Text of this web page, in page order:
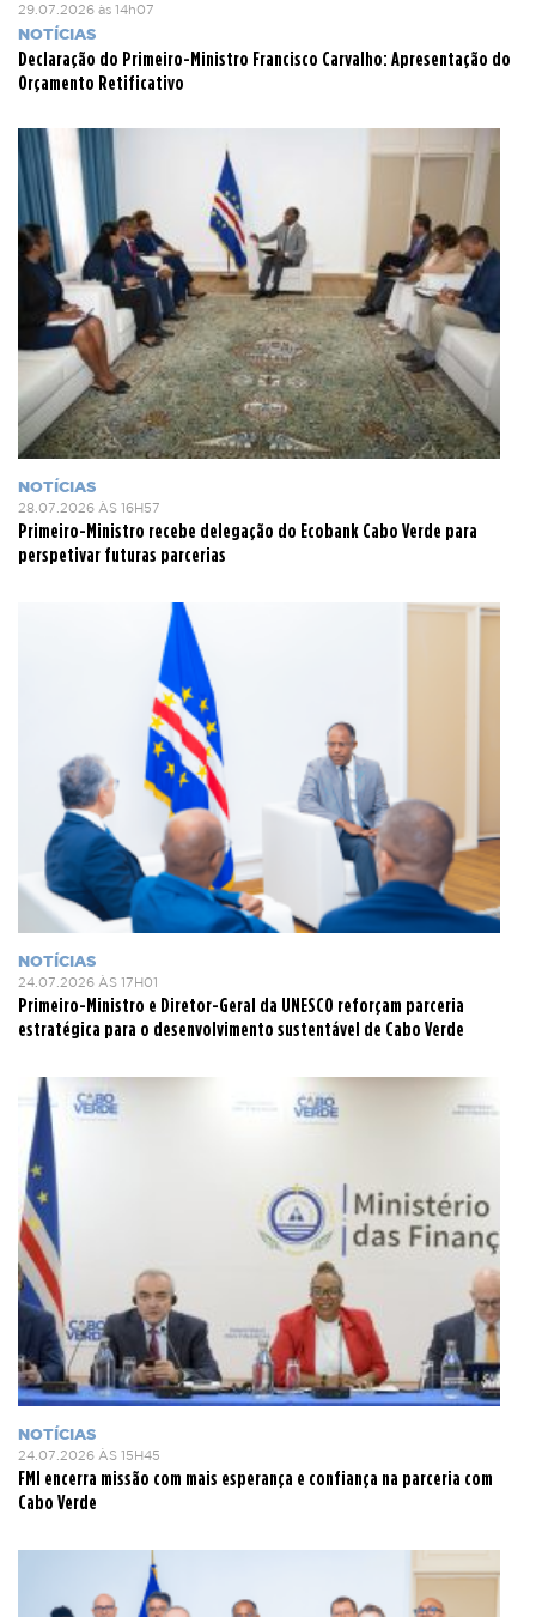
29.07.2026 às 14h07
NOTÍCIAS
Declaração do Primeiro-Ministro Francisco Carvalho: Apresentação do
Orçamento Retificativo
NOTÍCIAS
28.07.2026 ÀS 16H57
Primeiro-Ministro recebe delegação do Ecobank Cabo Verde para
perspetivar futuras parcerias
NOTÍCIAS
24.07.2026 ÀS 17H01
Primeiro-Ministro e Diretor-Geral da UNESCO reforçam parceria
estratégica para o desenvolvimento sustentável de Cabo Verde
NOTÍCIAS
24.07.2026 ÀS 15H45
FMI encerra missão com mais esperança e confiança na parceria com
Cabo Verde